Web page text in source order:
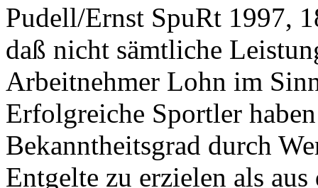
Pudell/Ernst SpuRt 1997,
daß nicht sämtliche
Arbeitnehmer Lohn im
Erfolgreiche Sportler
Bekanntheitsgrad durch
Entgelte zu erzielen als